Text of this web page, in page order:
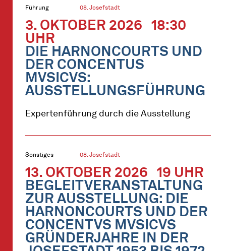
Führung 08. Josefstadt
3. OKTOBER 2026 18:30
UHR
DIE HARNONCOURTS UND
DER CONCENTUS
MVSICVS:
AUSSTELLUNGSFÜHRUNG
Expertenführung durch die Ausstellung
Sonstiges 08. Josefstadt
13. OKTOBER 2026 19 UHR
BEGLEITVERANSTALTUNG
ZUR AUSSTELLUNG: DIE
HARNONCOURTS UND DER
CONCENTVS MVSICVS
GRÜNDERJAHRE IN DER